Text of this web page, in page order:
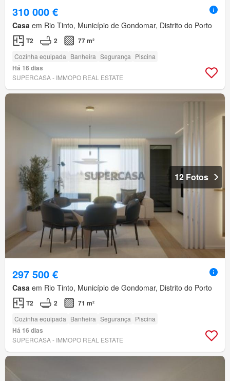
310 000 €
Casa em Rio Tinto, Município de Gondomar, Distrito do Porto
T2 2 77 m²
Cozinha equipada Banheira Segurança Piscina
Há 16 dias
SUPERCASA - IMMOPO REAL ESTATE
12 Fotos
297 500 €
Casa em Rio Tinto, Município de Gondomar, Distrito do Porto
T2 2 71 m²
Cozinha equipada Banheira Segurança Piscina
Há 16 dias
SUPERCASA - IMMOPO REAL ESTATE